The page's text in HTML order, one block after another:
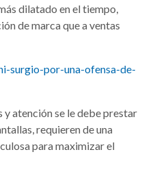
dilatado en el tiempo,
de marca que a ventas
surgio-por-una-ofensa-de-
y atención se le debe prestar
requieren de una
para maximizar el